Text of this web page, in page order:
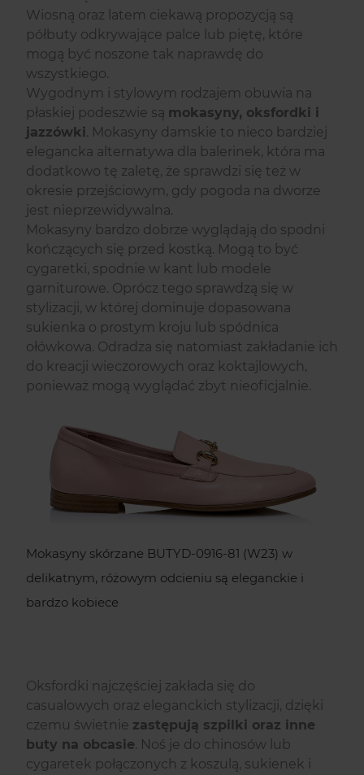
Wiosną oraz latem ciekawą propozycją są
półbuty odkrywające palce lub piętę, które
mogą być noszone tak naprawdę do
wszystkiego.
Wygodnym i stylowym rodzajem obuwia na
płaskiej podeszwie są mokasyny, oksfordki i
jazzówki. Mokasyny damskie to nieco bardziej
elegancka alternatywa dla balerinek, która ma
dodatkowo tę zaletę, że sprawdzi się też w
okresie przejściowym, gdy pogoda na dworze
jest nieprzewidywalna.
Mokasyny bardzo dobrze wyglądają do spodni
kończących się przed kostką. Mogą to być
cygaretki, spodnie w kant lub modele
garniturowe. Oprócz tego sprawdzą się w
stylizacji, w której dominuje dopasowana
sukienka o prostym kroju lub spódnica
ołówkowa. Odradza się natomiast zakładanie ich
do kreacji wieczorowych oraz koktajlowych,
ponieważ mogą wyglądać zbyt nieoficjalnie.
Mokasyny skórzane BUTYD-0916-81 (W23) w
delikatnym, różowym odcieniu są eleganckie i
bardzo kobiece
Oksfordki najczęściej zakłada się do
casualowych oraz eleganckich stylizacji, dzięki
czemu świetnie zastępują szpilki oraz inne
buty na obcasie. Noś je do chinosów lub
cygaretek połączonych z koszulą, sukienek i